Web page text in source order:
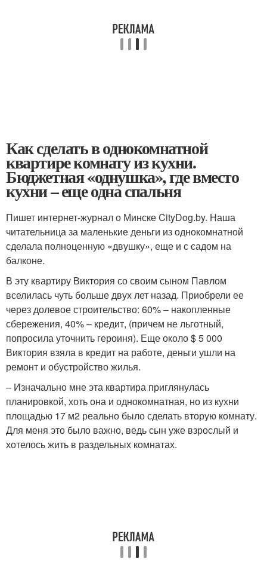
Как сделать в однокомнатной
квартире комнату из кухни.
Бюджетная «однушка», где вместо
кухни – еще одна спальня
Пишет интернет-журнал о Минске CityDog.by. Наша
читательница за маленькие деньги из однокомнатной
сделала полноценную «двушку», еще и с садом на
балконе.
В эту квартиру Виктория со своим сыном Павлом
вселилась чуть больше двух лет назад. Приобрели ее
через долевое строительство: 60% – накопленные
сбережения, 40% – кредит, (причем не льготный,
попросила уточнить героиня). Еще около $ 5 000
Виктория взяла в кредит на работе, деньги ушли на
ремонт и обустройство жилья.
– Изначально мне эта квартира приглянулась
планировкой, хоть она и однокомнатная, но из кухни
площадью 17 м2 реально было сделать вторую комнату.
Для меня это было важно, ведь сын уже взрослый и
хотелось жить в раздельных комнатах.